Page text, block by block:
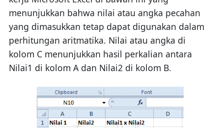
menunjukkan bahwa nilai atau angka pecahan
yang dimasukkan tetap dapat digunakan dalam
perhitungan aritmatika. Nilai atau angka di
kolom C menunjukkan hasil perkalian antara
Nilai1 di kolom A dan Nilai2 di kolom B.